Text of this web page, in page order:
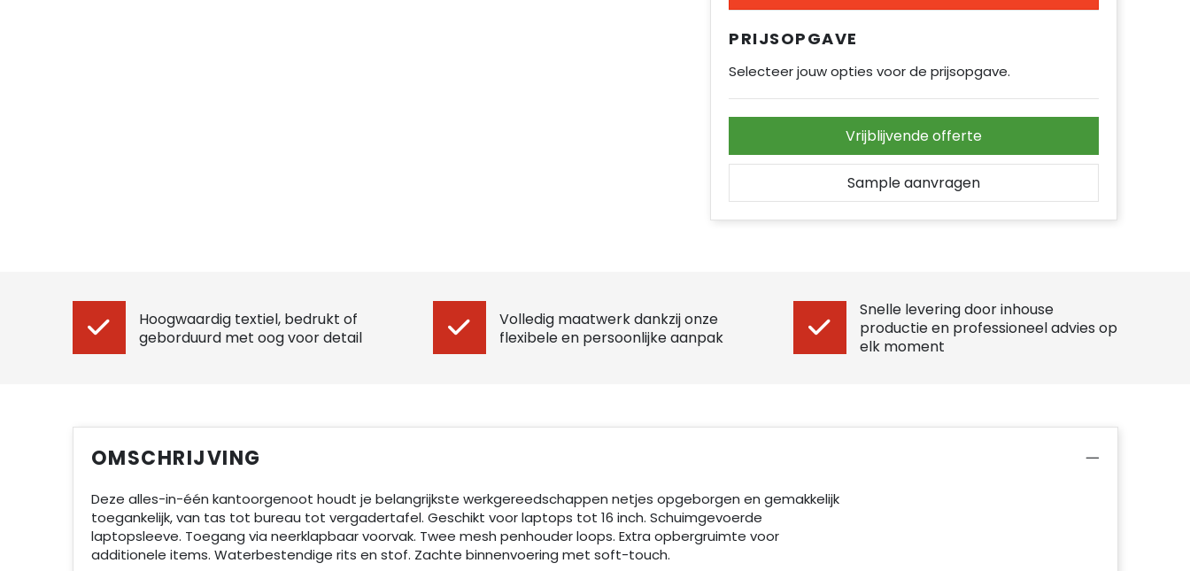
PRIJSOPGAVE
Selecteer jouw opties voor de prijsopgave.
Vrijblijvende offerte
Sample aanvragen
Hoogwaardig textiel, bedrukt of
geborduurd met oog voor detail
Volledig maatwerk dankzij onze
flexibele en persoonlijke aanpak
Snelle levering door inhouse
productie en professioneel advies op
elk moment
OMSCHRIJVING
Deze alles-in-één kantoorgenoot houdt je belangrijkste werkgereedschappen netjes opgeborgen en gemakkelijk
toegankelijk, van tas tot bureau tot vergadertafel. Geschikt voor laptops tot 16 inch. Schuimgevoerde
laptopsleeve. Toegang via neerklapbaar voorvak. Twee mesh penhouder loops. Extra opbergruimte voor
additionele items. Waterbestendige rits en stof. Zachte binnenvoering met soft-touch.